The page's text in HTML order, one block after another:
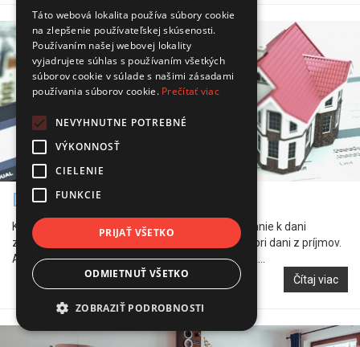
Daň z nehnuteľností 2026
Kedy podávate daňové priznanie? Daňové priznanie k dani
z nehnuteľností sa nepodáva každý rok, tak ako pri dani z príjmov.
Ak medzi 2. januárom 2025 a 1. januárom 2026&...
Čítaj viac
Táto webová lokalita používa súbory cookie
na zlepšenie používateľskej skúsenosti.
Používaním našej webovej lokality
vyjadrujete súhlas s používaním všetkých
súborov cookie v súlade s našimi zásadami
používania súborov cookie. Prečítať viac
NEVYHNUTNE POTREBNÉ
VÝKONNOSŤ
CIELENIE
FUNKCIE
PRIJAŤ VŠETKO
ODMIETNUŤ VŠETKO
ZOBRAZIŤ PODROBNOSTI